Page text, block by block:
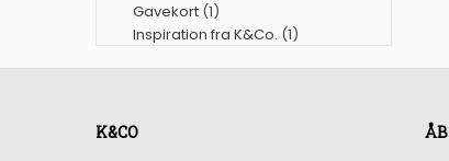
Gavekort (1)
Inspiration fra K&Co. (1)
K&CO